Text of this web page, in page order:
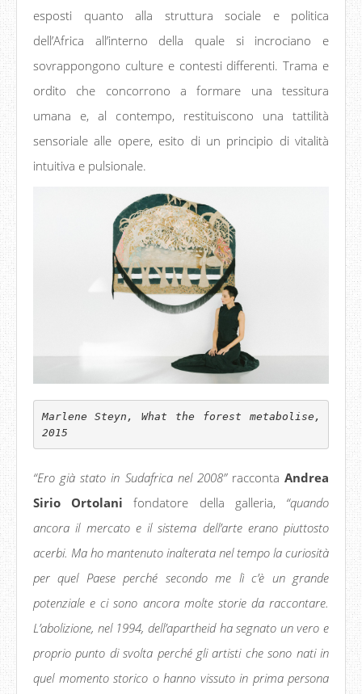
esposti quanto alla struttura sociale e politica
dell’Africa all’interno della quale si incrociano e
sovrappongono culture e contesti differenti. Trama e
ordito che concorrono a formare una tessitura
umana e, al contempo, restituiscono una tattilità
sensoriale alle opere, esito di un principio di vitalità
intuitiva e pulsionale.
Marlene Steyn, What the forest metabolise,
“Ero già stato in Sudafrica nel 2008”racconta Andrea
Sirio Ortolani fondatore della galleria, “quando
ancora il mercato e il sistema dell’arte erano piuttosto
acerbi. Ma ho mantenuto inalterata nel tempo la curiosità
per quel Paese perché secondo me lì c’è un grande
potenziale e ci sono ancora molte storie da raccontare.
L’abolizione, nel 1994, dell’apartheid ha segnato un vero e
proprio punto di svolta perché gli artisti che sono nati in
quel momento storico o hanno vissuto in prima persona